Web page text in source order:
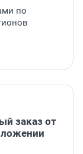
по
заказ от